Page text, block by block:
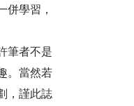
併學習，
筆者不是
。當然若
，謹此誌